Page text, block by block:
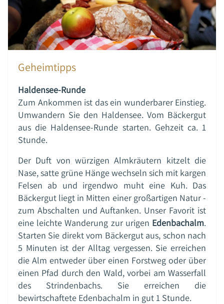
Geheimtipps
Haldensee-Runde
Zum Ankommen ist das ein wunderbarer Einstieg.
Umwandern Sie den Haldensee. Vom Bäckergut
aus die Haldensee-Runde starten. Gehzeit ca. 1
Stunde.
Der Duft von würzigen Almkräutern kitzelt die
Nase, satte grüne Hänge wechseln sich mit kargen
Felsen ab und irgendwo muht eine Kuh. Das
Bäckergut liegt in Mitten einer großartigen Natur -
zum Abschalten und Auftanken. Unser Favorit ist
eine leichte Wanderung zur urigen Edenbachalm.
Starten Sie direkt vom Bäckergut aus, schon nach
5 Minuten ist der Alltag vergessen. Sie erreichen
die Alm entweder über einen Forstweg oder über
einen Pfad durch den Wald, vorbei am Wasserfall
des Strindenbachs. Sie erreichen die
bewirtschaftete Edenbachalm in gut 1 Stunde.